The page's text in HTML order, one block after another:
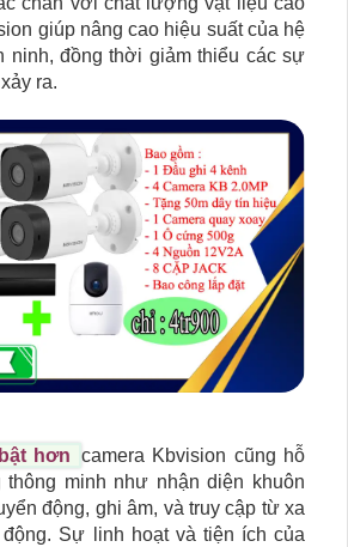
giúp nâng cao hiệu suất của hệ
ninh, đồng thời giảm thiểu các sự
ra.
hơn camera Kbvision cũng hỗ
minh như nhận diện khuôn
động, ghi âm, và truy cập từ xa
Sự linh hoạt và tiện ích của